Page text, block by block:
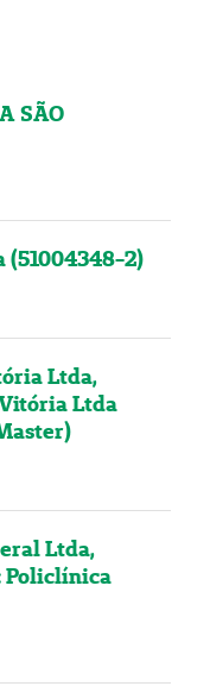
SÃO
(51004348-2)
Ltda,
Ltda
Ltda,
Policlínica